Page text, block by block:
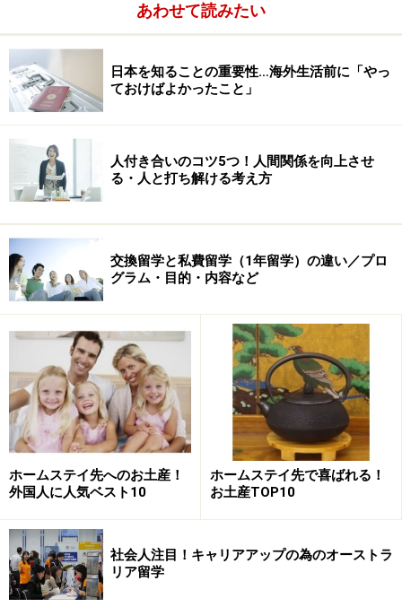
あわせて読みたい
日本を知ることの重要性…海外生活前に「やっ
ておけばよかったこと」
人付き合いのコツ5つ！人間関係を向上させ
る・人と打ち解ける考え方
交換留学と私費留学（1年留学）の違い／プロ
グラム・目的・内容など
ホームステイ先へのお土産！
外国人に人気ベスト10
ホームステイ先で喜ばれる！
お土産TOP10
社会人注目！キャリアアップの為のオーストラ
リア留学